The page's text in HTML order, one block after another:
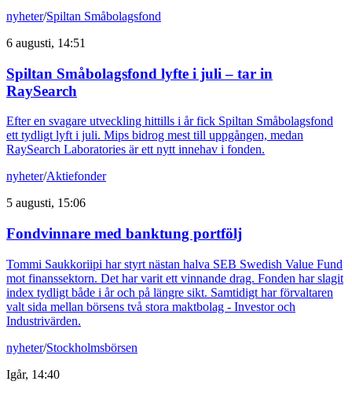
nyheter/Spiltan Småbolagsfond
6 augusti, 14:51
Spiltan Småbolagsfond lyfte i juli – tar in
RaySearch
Efter en svagare utveckling hittills i år fick Spiltan Småbolagsfond
ett tydligt lyft i juli. Mips bidrog mest till uppgången, medan
RaySearch Laboratories är ett nytt innehav i fonden.
nyheter/Aktiefonder
5 augusti, 15:06
Fondvinnare med banktung portfölj
Tommi Saukkoriipi har styrt nästan halva SEB Swedish Value Fund
mot finanssektorn. Det har varit ett vinnande drag. Fonden har slagit
index tydligt både i år och på längre sikt. Samtidigt har förvaltaren
valt sida mellan börsens två stora maktbolag - Investor och
Industrivärden.
nyheter/Stockholmsbörsen
Igår, 14:40